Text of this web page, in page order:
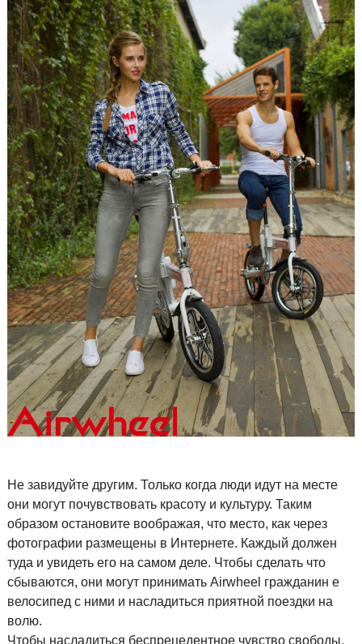
Не завидуйте другим. Только когда люди идут на месте
они могут почувствовать красоту и культуру. Таким
образом остановите воображая, что место, как через
фотографии размещены в Интернете. Каждый должен
туда и увидеть его на самом деле. Чтобы сделать что
сбываются, они могут принимать Airwheel гражданин e
велосипед с ними и насладиться приятной поездки на
волю.
Чтобы насладиться беспрецедентное чувство свободы,